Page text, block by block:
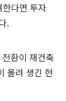
다면 투자
.
환이 재건축
몰려 생긴 현